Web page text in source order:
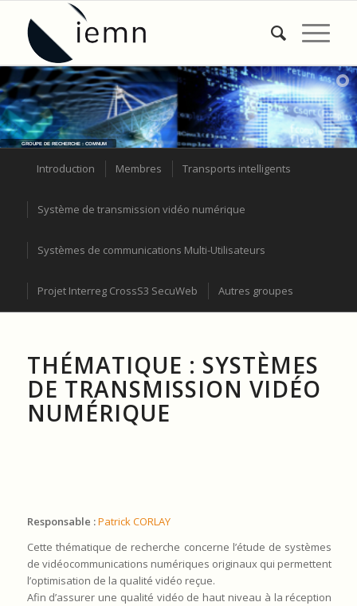
GROUPE DE RECHERCHE : COMNUM
Introduction Membres Transports intelligents
Système de transmission vidéo numérique
Systèmes de communications Multi-Utilisateurs
Projet Interreg CrossS3 SecuWeb Autres groupes
THÉMATIQUE : SYSTÈMES
DE TRANSMISSION VIDÉO
NUMÉRIQUE
Responsable :Patrick CORLAY
Cette thématique de recherche concerne l’étude de systèmes
de vidéocommunications numériques originaux qui permettent
l’optimisation de la qualité vidéo reçue.
Afin d’assurer une qualité vidéo de haut niveau à la réception